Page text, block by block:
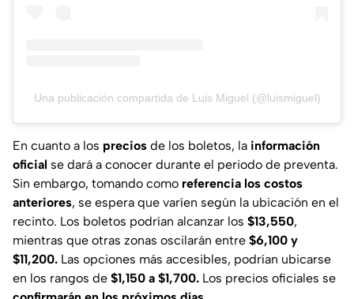
Una publicación compartida de Luis Miguel (@luismiguel)
En cuanto a los precios de los boletos, la información
oficial se dará a conocer durante el periodo de preventa.
Sin embargo, tomando como referencia los costos
anteriores, se espera que varíen según la ubicación en el
recinto. Los boletos podrían alcanzar los $13,550,
mientras que otras zonas oscilarán entre $6,100 y
$11,200. Las opciones más accesibles, podrían ubicarse
en los rangos de $1,150 a $1,700. Los precios oficiales se